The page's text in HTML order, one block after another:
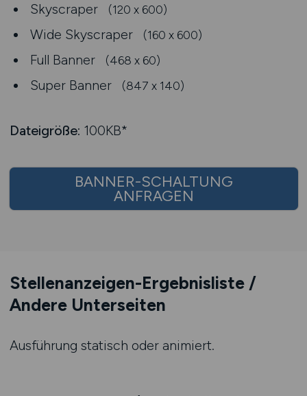
Skyscraper (120 x 600)
Wide Skyscraper (160 x 600)
Full Banner (468 x 60)
Super Banner (847 x 140)
Dateigröße: 100KB*
BANNER-SCHALTUNG
ANFRAGEN
Stellenanzeigen-Ergebnisliste /
Andere Unterseiten
Ausführung statisch oder animiert.